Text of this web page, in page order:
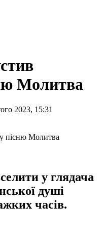
Молитва
2023, 15:31
у глядача
душі
часів.